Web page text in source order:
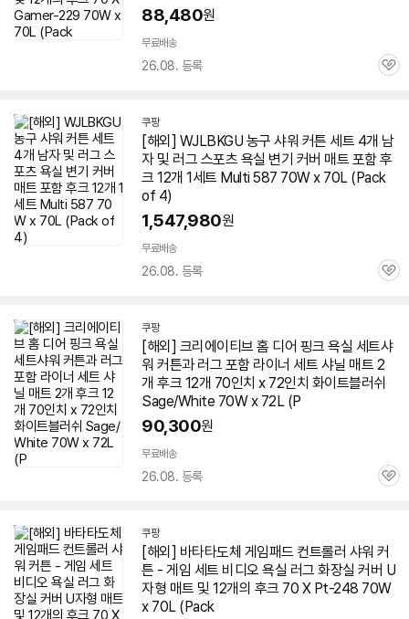
88,480원
무료배송
26.08. 등록
관
쿠팡
[해외] WJLBKGU 농구 샤워 커튼 세트 4개 남
자 및 러그 스포츠 욕실 변기 커버 매트 포함 후
크 12개 1세트 Multi 587 70Wx 70L (Pack
of 4)
1,547,980원
무료배송
26.08. 등록
관
쿠팡
[해외] 크리에이티브 홈 디어 핑크 욕실 세트샤
워 커튼과 러그 포함 라이너 세트 샤닐 매트 2
개 후크 12개 70인치 x 72인치 화이트블러쉬
Sage/White 70Wx 72L (P
90,300원
무료배송
26.08. 등록
관
쿠팡
[해외] 바타타도체 게임패드 컨트롤러 샤워 커
튼 - 게임 세트 비디오 욕실 러그 화장실 커버 U
자형 매트 및 12개의 후크 70 X Pt-248 70W
x 70L (Pack